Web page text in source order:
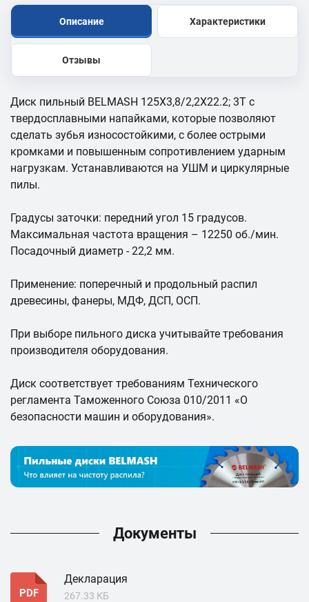
Описание Характеристики
Отзывы
Диск пильный BELMASH 125X3,8/2,2X22.2; 3T с
твердосплавными напайками, которые позволяют
сделать зубья износостойкими, с более острыми
кромками и повышенным сопротивлением ударным
нагрузкам. Устанавливаются на УШМ и циркулярные
пилы.
Градусы заточки: передний угол 15 градусов.
Максимальная частота вращения – 12250 об./мин.
Посадочный диаметр - 22,2 мм.
Применение: поперечный и продольный распил
древесины, фанеры, МДФ, ДСП, ОСП.
При выборе пильного диска учитывайте требования
производителя оборудования.
Диск соответствует требованиям Технического
регламента Таможенного Союза 010/2011 «О
безопасности машин и оборудования».
Документы
PDF
Декларация
267.33 КБ